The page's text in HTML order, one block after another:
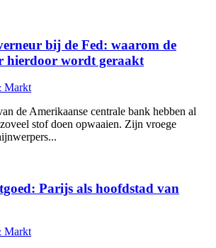
bij de Fed: waarom de
hierdoor wordt geraakt
Markt
de Amerikaanse centrale bank hebben al
stof doen opwaaien. Zijn vroege
Parijs als hoofdstad van
Markt